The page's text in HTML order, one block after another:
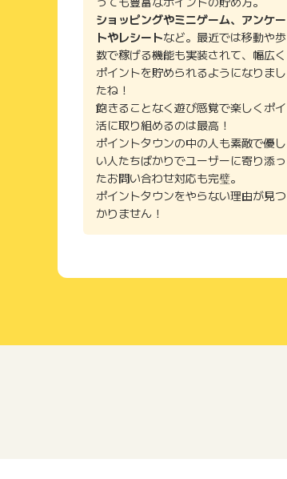
ショッピングやミニゲーム、アンケー
トやレシートなど。最近では移動や歩
数で稼げる機能も実装されて、幅広く
ポイントを貯められるようになりまし
たね！
飽きることなく遊び感覚で楽しくポイ
活に取り組めるのは最高！
ポイントタウンの中の人も素敵で優し
い人たちばかりでユーザーに寄り添っ
たお問い合わせ対応も完璧。
ポイントタウンをやらない理由が見つ
かりません！